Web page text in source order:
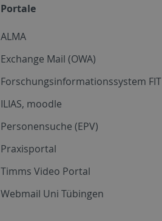
Portale
ALMA
Exchange Mail (OWA)
Forschungsinformationssystem FIT
ILIAS, moodle
Personensuche (EPV)
Praxisportal
Timms Video Portal
Webmail Uni Tübingen